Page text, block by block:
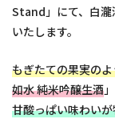
Stand」にて、白瀧
いたします。
もぎたての果実の
如水 純米吟醸生酒
甘酸っぱい味わい